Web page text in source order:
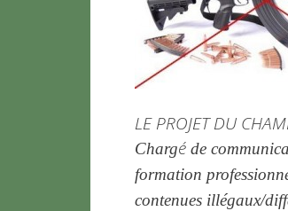
LE PROJET DU
Chargé de
formation
contenues illégaux/